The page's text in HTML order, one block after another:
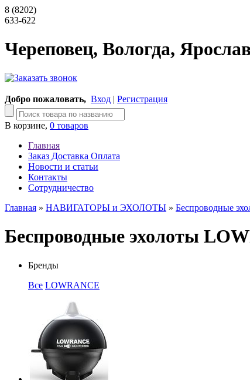
8 (8202)
633-622
Череповец, Вологда,
Добро пожаловать, Вход | Регистрация
В корзине, 0 товаров
Главная
Заказ Доставка Оплата
Новости и статьи
Контакты
Сотрудничество
Главная » НАВИГАТОРЫ и ЭХОЛОТЫ » Беспроводные
Беспроводные эхолоты
Бренды
Все LOWRANCE